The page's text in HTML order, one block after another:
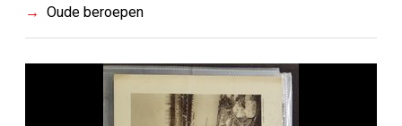
Oude beroepen